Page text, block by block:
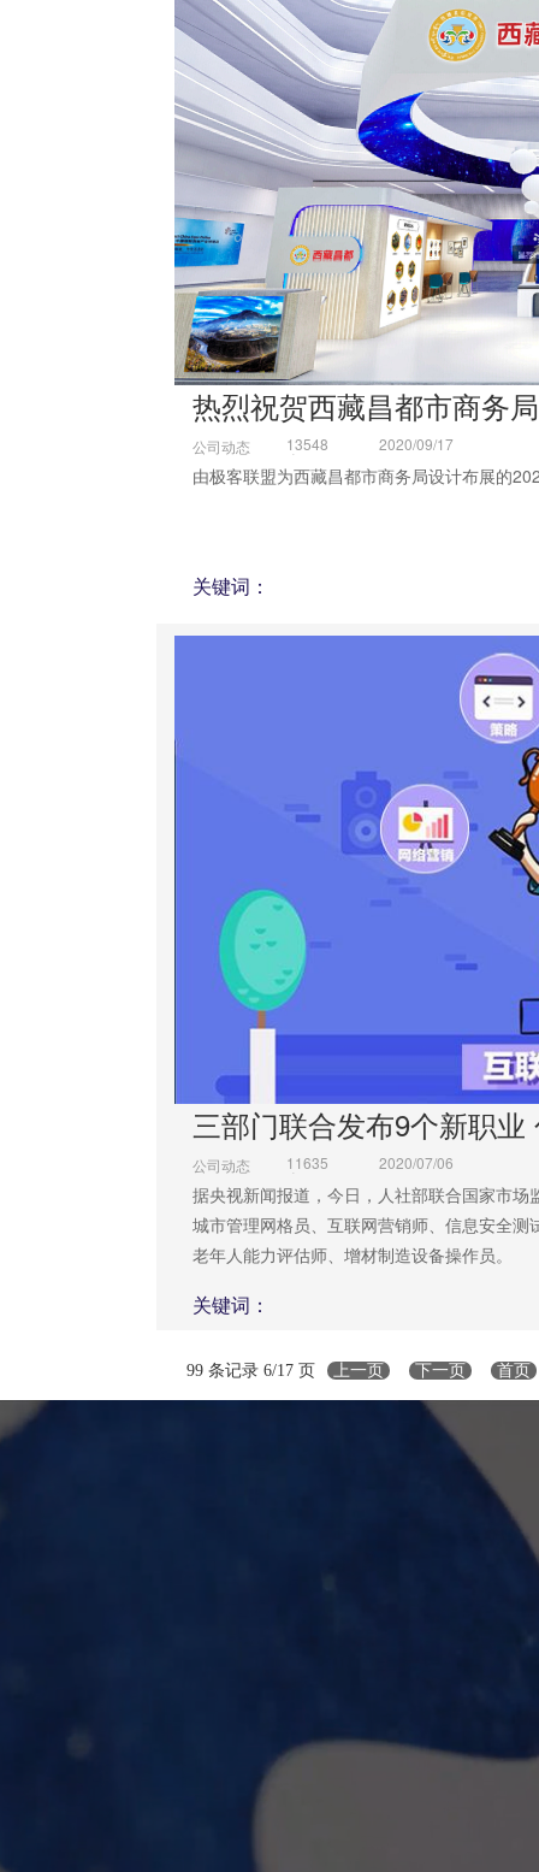
热烈祝贺西藏昌都市商务
公司动态 13548
次
2020/09/17
由极客联盟为西藏昌都市商务局设计布展的
关键词：
三部门联合发布9个新职
公司动态 11635
次
2020/07/06
据央视新闻报道，今日，人社部联合国家市
城市管理网格员、互联网营销师、信息安全
老年人能力评估师、增材制造设备操作员。
关键词：
99 条记录 6/17 页 上一页 下一页 首页